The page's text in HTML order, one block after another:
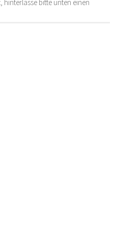
hinterlasse bitte unten einen